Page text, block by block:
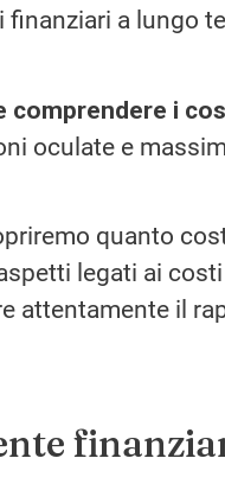
finanziari a lungo
comprendere i
oculate e
quanto
legati ai
attentamente il